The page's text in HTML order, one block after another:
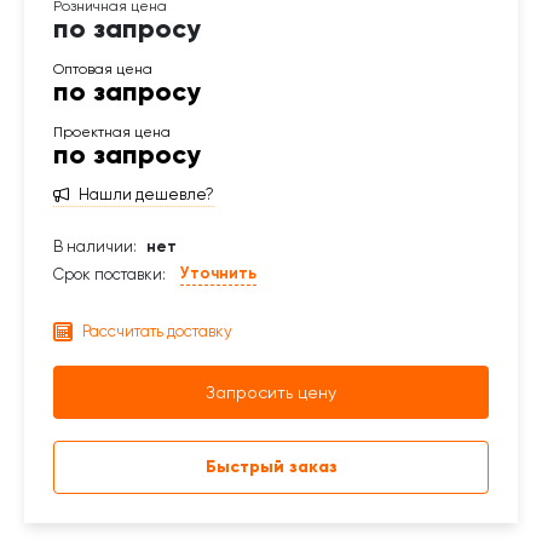
по запросу
по запросу
по запросу
Нашли дешевле?
В наличии:
нет
Срок поставки:
Уточнить
Рассчитать доставку
Запросить цену
Быстрый заказ